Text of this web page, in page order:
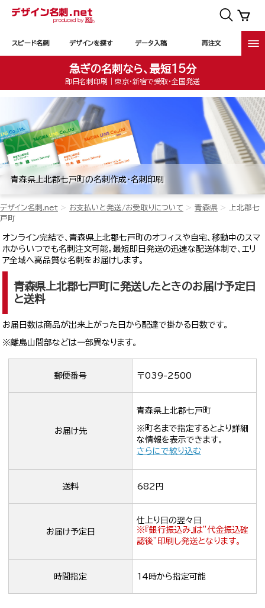
スピード名刺 デザインを探す データ入稿 再注文
急ぎの名刺なら、最短15分
即日名刺印刷｜東京・新宿で受取・全国発送
青森県上北郡七戸町の名刺作成・名刺印刷
デザイン名刺.net お支払いと発送/お受取りについて 青森県
上北郡七
戸町
オンライン完結で、青森県上北郡七戸町のオフィスや自宅、移動中のスマ
ホからいつでも名刺注文可能。最短即日発送の迅速な配送体制で、エリ
ア全域へ高品質な名刺をお届けします。
青森県上北郡七戸町に発送したときのお届け予定日
と送料
お届日数は商品が出来上がった日から配達で掛かる日数です。
※離島山間部などは一部異なります。
郵便番号 〒039-2500
お届け先
青森県上北郡七戸町
※町名まで指定するとより詳細
な情報を表示できます。
さらにで絞り込む
送料 682円
お届け予定日
仕上り日の翌々日
※『銀行振込み』は”代金振込確
認後”印刷し発送となります。
時間指定 14時から指定可能